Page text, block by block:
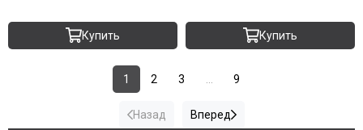
Купить Купить
Назад
1 2 3 9
Вперед